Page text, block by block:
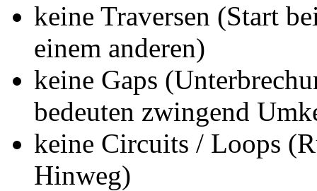
keine Traversen (Start
einem anderen)
keine Gaps
bedeuten zwingend
keine Circuits / Loops
Hinweg)